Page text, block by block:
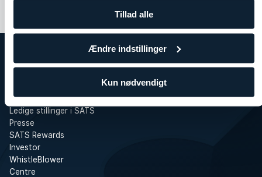
Tillad alle
Ændre indstillinger
Kun nødvendigt
Træning for virksomheder
Ledige stillinger i SATS
Presse
SATS Rewards
Investor
WhistleBlower
Centre